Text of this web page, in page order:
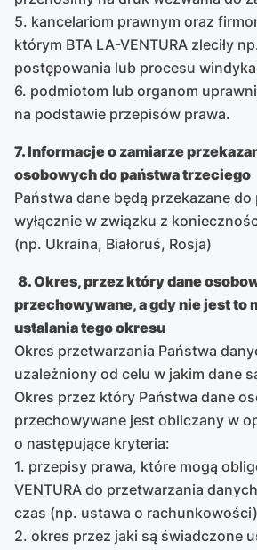
5. kancelariom prawnym oraz
którym BTA LA-VENTURA zleciły
postępowania lub procesu
6. podmiotom lub organom
na podstawie przepisów prawa.
7. Informacje o zamiarze
osobowych do państwa trzeciego
Państwa dane będą przekazane
wyłącznie w związku z
(np. Ukraina, Białoruś, Rosja)
8. Okres, przez który dane
przechowywane, a gdy nie jest to
ustalania tego okresu
Okres przetwarzania Państwa
uzależniony od celu w jakim dane
Okres przez który Państwa dane
przechowywane jest obliczany w
o następujące kryteria:
1. przepisy prawa, które mogą
VENTURA do przetwarzania
czas (np. ustawa o
2. okres przez jaki są świadczone